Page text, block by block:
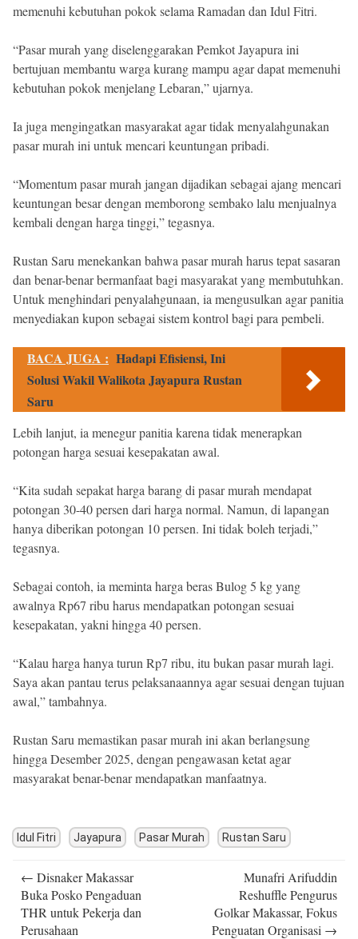
memenuhi kebutuhan pokok selama Ramadan dan Idul Fitri.
“Pasar murah yang diselenggarakan Pemkot Jayapura ini
bertujuan membantu warga kurang mampu agar dapat memenuhi
kebutuhan pokok menjelang Lebaran,” ujarnya.
Ia juga mengingatkan masyarakat agar tidak menyalahgunakan
pasar murah ini untuk mencari keuntungan pribadi.
“Momentum pasar murah jangan dijadikan sebagai ajang mencari
keuntungan besar dengan memborong sembako lalu menjualnya
kembali dengan harga tinggi,” tegasnya.
Rustan Saru menekankan bahwa pasar murah harus tepat sasaran
dan benar-benar bermanfaat bagi masyarakat yang membutuhkan.
Untuk menghindari penyalahgunaan, ia mengusulkan agar panitia
menyediakan kupon sebagai sistem kontrol bagi para pembeli.
BACA JUGA : Hadapi Efisiensi, Ini
Solusi Wakil Walikota Jayapura Rustan
Saru
Lebih lanjut, ia menegur panitia karena tidak menerapkan
potongan harga sesuai kesepakatan awal.
“Kita sudah sepakat harga barang di pasar murah mendapat
potongan 30-40 persen dari harga normal. Namun, di lapangan
hanya diberikan potongan 10 persen. Ini tidak boleh terjadi,”
tegasnya.
Sebagai contoh, ia meminta harga beras Bulog 5 kg yang
awalnya Rp67 ribu harus mendapatkan potongan sesuai
kesepakatan, yakni hingga 40 persen.
“Kalau harga hanya turun Rp7 ribu, itu bukan pasar murah lagi.
Saya akan pantau terus pelaksanaannya agar sesuai dengan tujuan
awal,” tambahnya.
Rustan Saru memastikan pasar murah ini akan berlangsung
hingga Desember 2025, dengan pengawasan ketat agar
masyarakat benar-benar mendapatkan manfaatnya.
Idul Fitri Jayapura Pasar Murah Rustan Saru
navigation
← Disnaker Makassar
Buka Posko Pengaduan
THR untuk Pekerja dan
Perusahaan
Munafri Arifuddin
Reshuffle Pengurus
Golkar Makassar, Fokus
Penguatan Organisasi →